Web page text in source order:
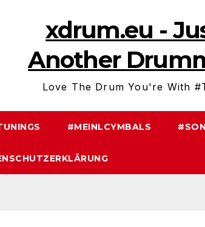
xdrum.eu -
Another
Love The Drum You're With
#MEINLCYMBALS